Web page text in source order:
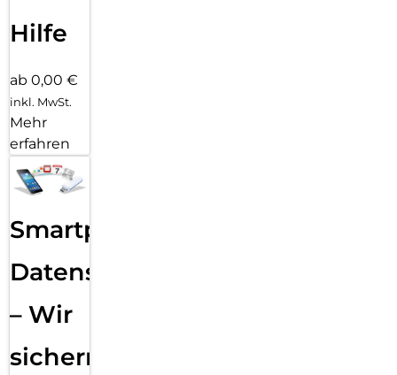
Hilfe
ab 0,00 €
inkl. MwSt.
Mehr
erfahren
Smartphone
Datensicherung
– Wir
sichern